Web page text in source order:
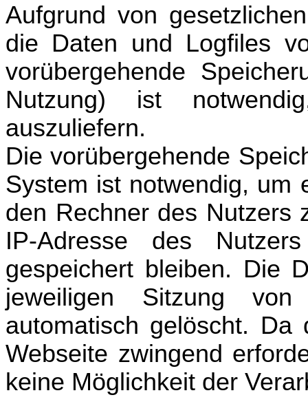
Aufgrund von
die Daten und Logfiles
vorübergehende
Nutzung) ist
auszuliefern.
Die vorübergehende
System ist notwendig, um
den Rechner des Nutzers
IP-Adresse des
gespeichert bleiben. Die
jeweiligen Sitzung
automatisch gelöscht.
Webseite zwingend
keine Möglichkeit der